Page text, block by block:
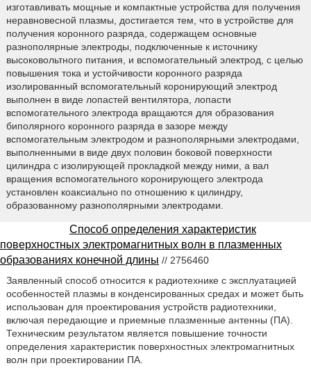
изготавливать мощные и компактные устройства для получения
неравновесной плазмы, достигается тем, что в устройстве для
получения коронного разряда, содержащем основные
разнополярные электроды, подключенные к источнику
высоковольтного питания, и вспомогательный электрод, с целью
повышения тока и устойчивости коронного разряда
изолированный вспомогательный коронирующий электрод
выполнен в виде лопастей вентилятора, лопасти
вспомогательного электрода вращаются для образования
биполярного коронного разряда в зазоре между
вспомогательным электродом и разнополярными электродами,
выполненными в виде двух половин боковой поверхности
цилиндра с изолирующей прокладкой между ними, а вал
вращения вспомогательного коронирующего электрода
установлен коаксиально по отношению к цилиндру,
образованному разнополярными электродами.
Способ определения характеристик
поверхностных электромагнитных волн в плазменных
образованиях конечной длины // 2756460
Заявленный способ относится к радиотехнике с эксплуатацией
особенностей плазмы в конденсированных средах и может быть
использован для проектирования устройств радиотехники,
включая передающие и приемные плазменные антенны (ПА).
Техническим результатом является повышение точности
определения характеристик поверхностных электромагнитных
волн при проектировании ПА.